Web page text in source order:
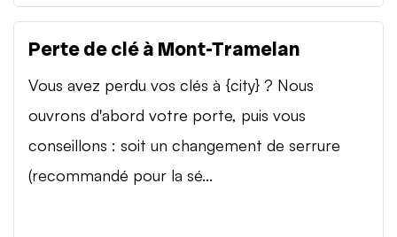
Perte de clé à Mont-Tramelan
Vous avez perdu vos clés à {city} ? Nous
ouvrons d'abord votre porte, puis vous
conseillons : soit un changement de serrure
(recommandé pour la sé...